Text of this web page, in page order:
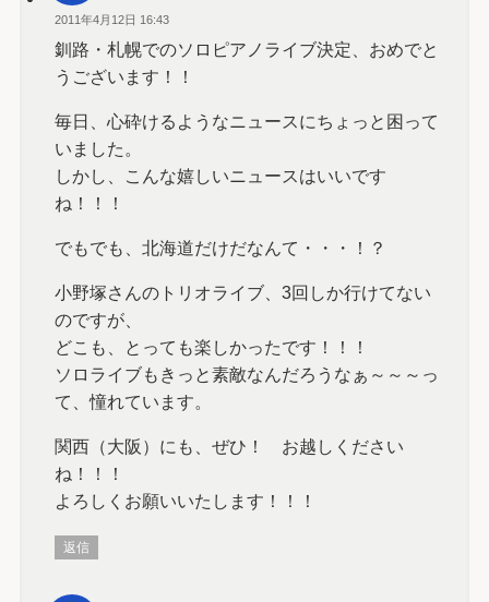
2011年4月12日 16:43
釧路・札幌でのソロピアノライブ決定、おめでと
うございます！！
毎日、心砕けるようなニュースにちょっと困って
いました。
しかし、こんな嬉しいニュースはいいです
ね！！！
でもでも、北海道だけだなんて・・・！？
小野塚さんのトリオライブ、3回しか行けてない
のですが、
どこも、とっても楽しかったです！！！
ソロライブもきっと素敵なんだろうなぁ～～～っ
て、憧れています。
関西（大阪）にも、ぜひ！ お越しください
ね！！！
よろしくお願いいたします！！！
返信